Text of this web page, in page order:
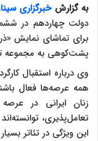
به گزارشخبرگزاری سینا
دولت چهاردهم در
برای تماشای نمایش
پشت‌کوهی به مجموعه
وی درباره استقبال
همه عرصه‌ها فعال
زنان ایرانی در عرصه
تعامل‌پذیری،
این ویژگی در تئاتر